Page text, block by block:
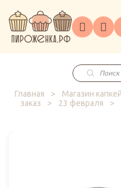
ГлавнаяКаталог
на
заказ
Поиск
товаров
Главная
> Магазин
заказ
> 23 февраля >